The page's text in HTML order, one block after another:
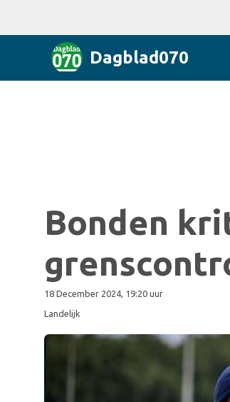
Dagblad070
Bonden
18 December 2024, 19:20 uur
Landelijk